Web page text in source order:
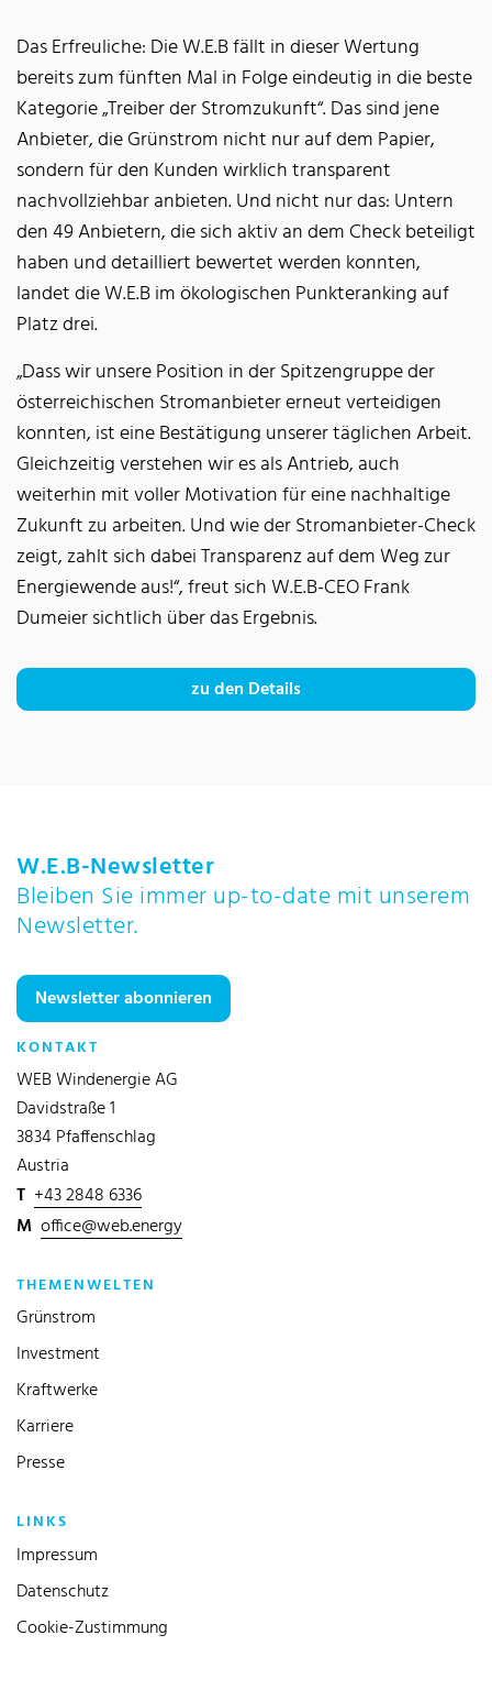
Das Erfreuliche: Die W.E.B fällt in dieser Wertung
bereits zum fünften Mal in Folge eindeutig in die beste
Kategorie „Treiber der Stromzukunft“. Das sind jene
Anbieter, die Grünstrom nicht nur auf dem Papier,
sondern für den Kunden wirklich transparent
nachvollziehbar anbieten. Und nicht nur das: Untern
den 49 Anbietern, die sich aktiv an dem Check beteiligt
haben und detailliert bewertet werden konnten,
landet die W.E.B im ökologischen Punkteranking auf
Platz drei.
„Dass wir unsere Position in der Spitzengruppe der
österreichischen Stromanbieter erneut verteidigen
konnten, ist eine Bestätigung unserer täglichen Arbeit.
Gleichzeitig verstehen wir es als Antrieb, auch
weiterhin mit voller Motivation für eine nachhaltige
Zukunft zu arbeiten. Und wie der Stromanbieter-Check
zeigt, zahlt sich dabei Transparenz auf dem Weg zur
Energiewende aus!“, freut sich W.E.B-CEO Frank
Dumeier sichtlich über das Ergebnis.
zu den Details
W.E.B-Newsletter
Bleiben Sie immer up-to-date mit unserem
Newsletter.
Newsletter abonnieren
KONTAKT
WEB Windenergie AG
Davidstraße 1
3834 Pfaffenschlag
Austria
T +43 2848 6336
M office@web.energy
THEMENWELTEN
Grünstrom
Investment
Kraftwerke
Karriere
Presse
LINKS
Impressum
Datenschutz
Cookie-Zustimmung